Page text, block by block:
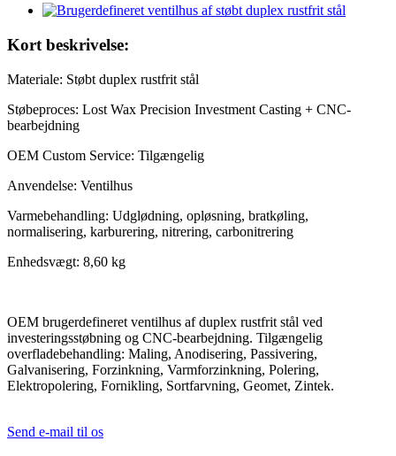
Kort beskrivelse:
Materiale: Støbt duplex rustfrit stål
Støbeproces: Lost Wax Precision Investment Casting + CNC-
bearbejdning
OEM Custom Service: Tilgængelig
Anvendelse: Ventilhus
Varmebehandling: Udglødning, opløsning, bratkøling,
normalisering, karburering, nitrering, carbonitrering
Enhedsvægt: 8,60 kg
OEM brugerdefineret ventilhus af duplex rustfrit stål ved
investeringsstøbning og CNC-bearbejdning. Tilgængelig
overfladebehandling: Maling, Anodisering, Passivering,
Galvanisering, Forzinkning, Varmforzinkning, Polering,
Elektropolering, Fornikling, Sortfarvning, Geomet, Zintek.
Send e-mail til os